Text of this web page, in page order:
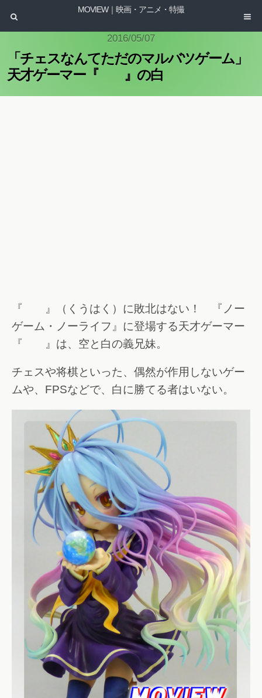
MOVIEW｜映画・アニメ・特撮
2016/05/07
「チェスなんてただのマルバツゲーム」
天才ゲーマー『 』の白
『 』（くうはく）に敗北はない！ 『ノー
ゲーム・ノーライフ』に登場する天才ゲーマー
『 』は、空と白の義兄妹。
チェスや将棋といった、偶然が作用しないゲー
ムや、FPSなどで、白に勝てる者はいない。